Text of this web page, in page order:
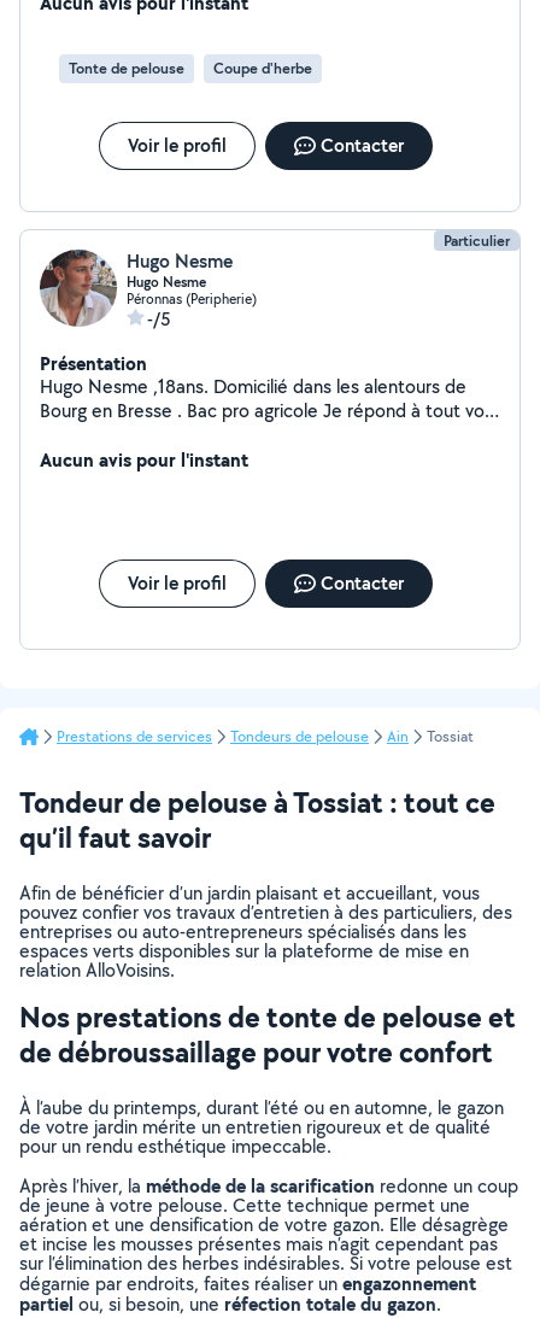
Tonte de pelouse Coupe d'herbe
Voir le profil Contacter
Particulier
Hugo Nesme
Hugo Nesme
Péronnas (Peripherie)
-/5
Présentation
Hugo Nesme ,18ans. Domicilié dans les alentours de
Bourg en Bresse . Bac pro agricole Je répond à tout vos
Aucun avis pour l'instant
Voir le profil Contacter
Prestations de services Tondeurs de pelouse Ain Tossiat
Tondeur de pelouse à Tossiat : tout ce
qu’il faut savoir
Afin de bénéficier d’un jardin plaisant et accueillant, vous
pouvez confier vos travaux d’entretien à des particuliers, des
entreprises ou auto-entrepreneurs spécialisés dans les
espaces verts disponibles sur la plateforme de mise en
relation AlloVoisins.
Nos prestations de tonte de pelouse et
de débroussaillage pour votre confort
À l’aube du printemps, durant l’été ou en automne, le gazon
de votre jardin mérite un entretien rigoureux et de qualité
pour un rendu esthétique impeccable.
Après l’hiver, la méthode de la scarification redonne un coup
de jeune à votre pelouse. Cette technique permet une
aération et une densification de votre gazon. Elle désagrège
et incise les mousses présentes mais n’agit cependant pas
sur l’élimination des herbes indésirables. Si votre pelouse est
dégarnie par endroits, faites réaliser unengazonnement
partiel ou, si besoin, une réfection totale du gazon.